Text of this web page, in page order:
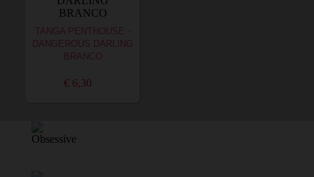
TANGA PENTHOUSE -
DANGEROUS DARLING
BRANCO
€ 6,30